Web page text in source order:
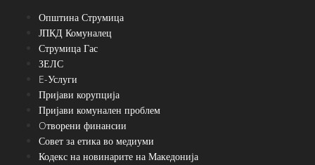
Општина Струмица
ЈПКД Комуналец
Струмица Гас
ЗЕЛС
E-Услуги
Пријави корупција
Пријави комунален проблем
Oтворени финансии
Совет за етика во медиуми
Кодекс на новинарите на Македонија